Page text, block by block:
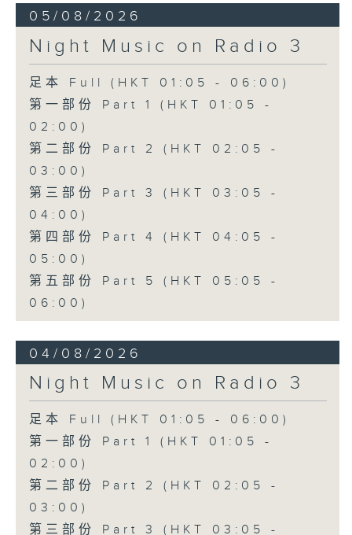
05/08/2026
Night Music on Radio 3
足本 Full (HKT 01:05 - 06:00)
第一部份 Part 1 (HKT 01:05 -
02:00)
第二部份 Part 2 (HKT 02:05 -
03:00)
第三部份 Part 3 (HKT 03:05 -
04:00)
第四部份 Part 4 (HKT 04:05 -
05:00)
第五部份 Part 5 (HKT 05:05 -
06:00)
04/08/2026
Night Music on Radio 3
足本 Full (HKT 01:05 - 06:00)
第一部份 Part 1 (HKT 01:05 -
02:00)
第二部份 Part 2 (HKT 02:05 -
03:00)
第三部份 Part 3 (HKT 03:05 -